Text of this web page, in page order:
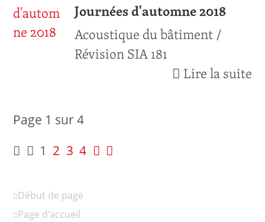
Journées d'automne 2018
Acoustique du bâtiment /
Révision SIA 181
Lire la suite
Page 1 sur 4
1 2 3 4
Début de page
Page d'accueil